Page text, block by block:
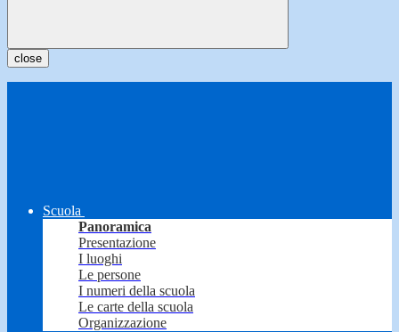
close
Scuola
Panoramica
Presentazione
I luoghi
Le persone
I numeri della scuola
Le carte della scuola
Organizzazione